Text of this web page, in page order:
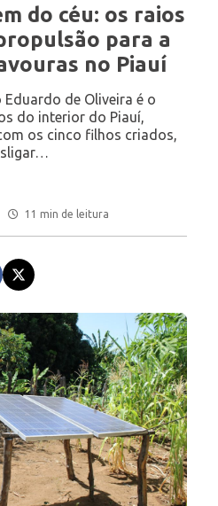
do céu: os raios
para a
no Piauí
de Oliveira é o
do interior do Piauí,
os cinco filhos criados,
11 min de leitura